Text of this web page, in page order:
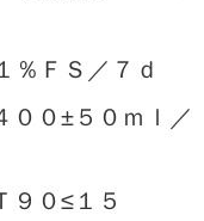
１％ＦＳ
００±５０ｍｌ
９０≤１５